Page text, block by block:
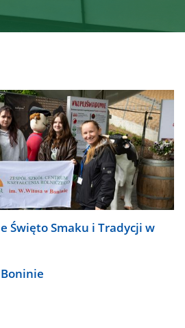
Święto Smaku i Tradycji w
Boninie